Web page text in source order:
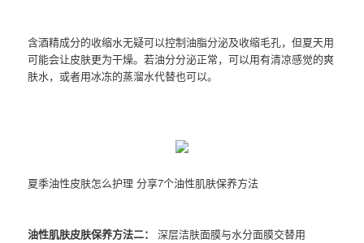
含酒精成分的收缩水无疑可以控制油脂分泌及收缩毛孔，但夏天用
可能会让皮肤更为干燥。若油分分泌正常，可以用有清凉感觉的爽
肤水，或者用冰冻的蒸溜水代替也可以。
夏季油性皮肤怎么护理 分享7个油性肌肤保养方法
油性肌肤皮肤保养方法二： 深层洁肤面膜与水分面膜交替用